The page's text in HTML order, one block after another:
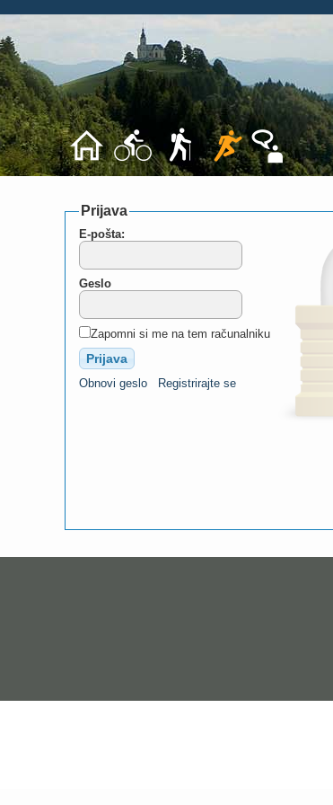
Prijava
E-pošta:
Geslo
Zapomni si me na tem računalniku
Obnovi geslo Registrirajte se